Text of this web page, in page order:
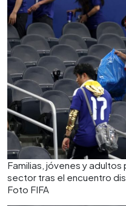
Familias, jóvenes y
sector tras el encuentro
Foto FIFA